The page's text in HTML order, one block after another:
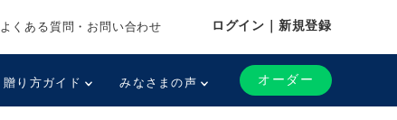
よくある質問・お問い合わせ ログイン｜新規登録
贈り方ガイド みなさまの声 オーダー